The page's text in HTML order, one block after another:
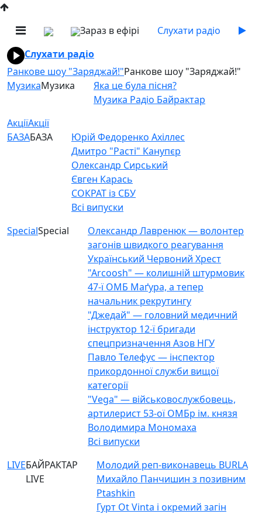
Зараз в ефірі
Слухати радіо
Слухати радіо
Ранкове шоу "Заряджай!"Ранкове шоу "Заряджай!"
МузикаМузика
Яка це була пісня?
Музика Радіо Байрактар
АкціїАкції
БАЗАБАЗА
Юрій Федоренко Ахіллес
Дмитро "Расті" Канупєр
Олександр Сирський
Євген Карась
СОКРАТ із СБУ
Всі випуски
SpecialSpecial
Олександр Лавренюк — волонтер
загонів швидкого реагування
Український Червоний Хрест
"Arcoosh" — колишній штурмовик
47-ї ОМБ Маґура, а тепер
начальник рекрутингу
"Джедай" — головний медичний
інструктор 12-ї бригади
спецпризначення Азов НГУ
Павло Телефус — інспектор
прикордонної служби вищої
категорії
"Vega" — військовослужбовець,
артилерист 53-ої ОМБр ім. князя
Володимира Мономаха
Всі випуски
LIVEБАЙРАКТАР
LIVE
Молодий реп-виконавець BURLA
Михайло Панчишин з позивним
Ptashkin
Гурт Ot Vinta і окремий загін